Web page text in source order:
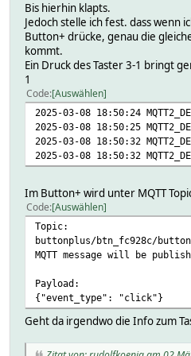
2025-03-08 17:56:37
2025-03-08
2025-03-08
2025-03-08 18:08:47
2025-03-08
2025-03-08 17:56:37
2025-03-08 17:56:37
2025-03-08 18:08:47
2025-03-08 18:08:47
2025-03-08 18:08:47
2025-03-08 17:56:37
2025-03-08 17:56:37
2025-03-08 17:56:37
2025-03-08 17:56:37
2025-03-08 17:56:37
2025-03-08 17:56:37
2025-03-08 17:56:37
2025-03-08 17:56:37
2025-03-08 17:56:37
2025-03-08
2025-03-08 18:08:47
Bis hierhin klapts.
Jedoch stelle ich fest. dass wenn
Button+ drücke, genau die
kommt.
Ein Druck des Taster 3-1 bringt
1
Code Auswählen
2025-03-08 18:50:24
2025-03-08 18:50:25
2025-03-08 18:50:32
2025-03-08 18:50:32
Im Button+ wird unter MQTT
Code Auswählen
Topic:
buttonplus/btn_fc928c/
MQTT message will be
Payload:
{"event_type": "click"}
Geht da irgendwo die Info zum